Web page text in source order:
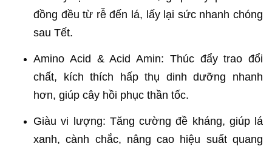
đồng đều từ rễ đến lá, lấy lại sức nhanh chóng
sau Tết.
Amino Acid & Acid Amin: Thúc đẩy trao đổi
chất, kích thích hấp thụ dinh dưỡng nhanh
hơn, giúp cây hồi phục thần tốc.
Giàu vi lượng: Tăng cường đề kháng, giúp lá
xanh, cành chắc, nâng cao hiệu suất quang